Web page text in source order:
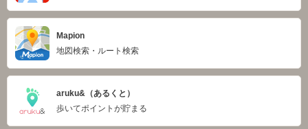
Mapion
地図検索・ルート検索
aruku&（あるくと）
歩いてポイントが貯まる